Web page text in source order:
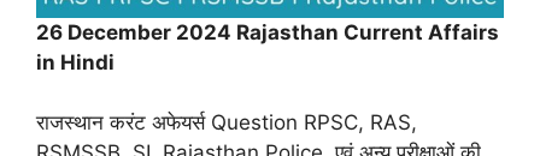
26 December 2024 Rajasthan Current Affairs
in Hindi
राजस्थान करंट अफेयर्स Question RPSC, RAS,